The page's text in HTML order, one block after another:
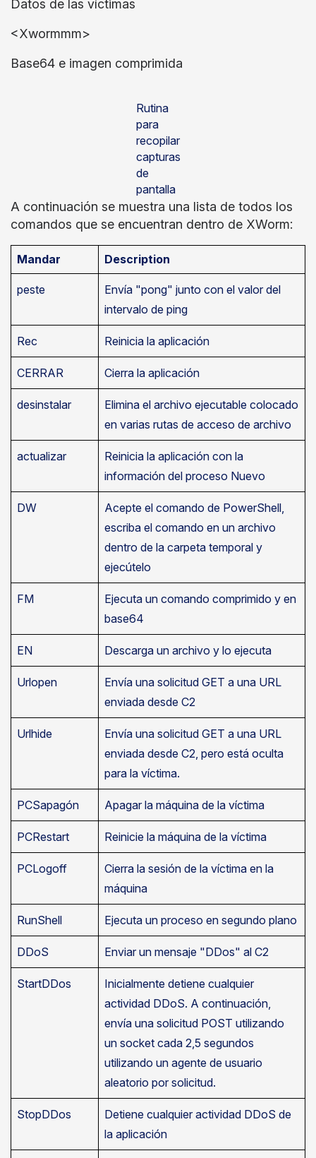
Datos de las víctimas
<Xwormmm>
Base64 e imagen comprimida
Rutina
para
recopilar
capturas
de
pantalla
A continuación se muestra una lista de todos los
comandos que se encuentran dentro de XWorm:
Mandar Description
peste
Envía "pong" junto con el valor del
intervalo de ping
Rec Reinicia la aplicación
CERRAR Cierra la aplicación
desinstalar
Elimina el archivo ejecutable colocado
en varias rutas de acceso de archivo
actualizar
Reinicia la aplicación con la
información del proceso Nuevo
DW
Acepte el comando de PowerShell,
escriba el comando en un archivo
dentro de la carpeta temporal y
ejecútelo
FM
Ejecuta un comando comprimido y en
base64
EN Descarga un archivo y lo ejecuta
Urlopen
Envía una solicitud GET a una URL
enviada desde C2
Urlhide
Envía una solicitud GET a una URL
enviada desde C2, pero está oculta
para la víctima.
PCSapagón Apagar la máquina de la víctima
PCRestart Reinicie la máquina de la víctima
PCLogoff
Cierra la sesión de la víctima en la
máquina
RunShell Ejecuta un proceso en segundo plano
DDoS Enviar un mensaje "DDos" al C2
StartDDos
Inicialmente detiene cualquier
actividad DDoS. A continuación,
envía una solicitud POST utilizando
un socket cada 2,5 segundos
utilizando un agente de usuario
aleatorio por solicitud.
StopDDos
Detiene cualquier actividad DDoS de
la aplicación